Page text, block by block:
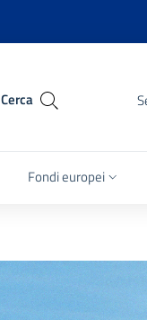
Cerca
Fondi europei